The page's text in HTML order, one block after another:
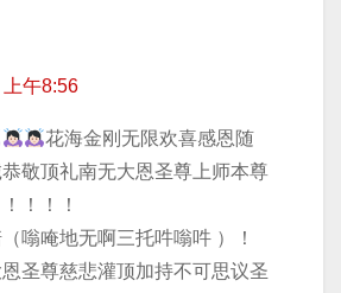
午8:56
花海金刚无限欢喜感恩随
敬顶礼南无大恩圣尊上师本尊
！！！
嗡唵地无啊三托吽嗡吽 ）！
圣尊慈悲灌顶加持不可思议圣